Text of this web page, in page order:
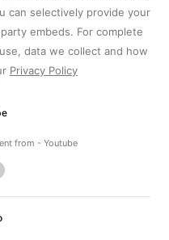
can selectively provide your
embeds. For complete
data we collect and how
Privacy Policy
from - Youtube